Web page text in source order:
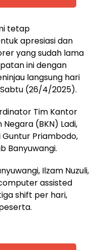
tetap
apresiasi dan
yang sudah lama
ini dengan
langsung hari
(26/4/2025).
Tim Kantor
(BKN) Ladi,
Priambodo,
Banyuwangi.
Ilzam Nuzuli,
assisted
shift per hari,